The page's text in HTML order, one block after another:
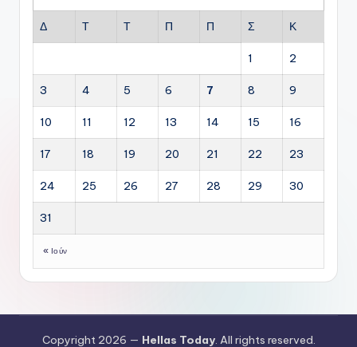
Δ Τ Τ Π Π Σ Κ
1 2
3 4 5 6 7 8 9
10 11 12 13 14 15 16
17 18 19 20 21 22 23
24 25 26 27 28 29 30
31
« Ιούν
Copyright 2026 — Hellas Today. All rights reserved.